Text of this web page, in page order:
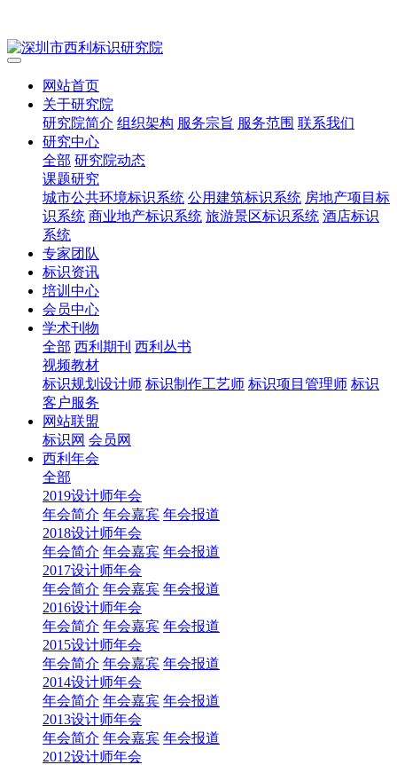
网站首页
关于研究院
研究院简介 组织架构 服务宗旨 服务范围 联系我们
研究中心
全部 研究院动态
课题研究
城市公共环境标识系统 公用建筑标识系统 房地产项目标
识系统 商业地产标识系统 旅游景区标识系统 酒店标识
系统
专家团队
标识资讯
培训中心
会员中心
学术刊物
全部 西利期刊 西利丛书
视频教材
标识规划设计师 标识制作工艺师 标识项目管理师 标识
客户服务
网站联盟
标识网 会员网
西利年会
全部
2019设计师年会
年会简介 年会嘉宾 年会报道
2018设计师年会
年会简介 年会嘉宾 年会报道
2017设计师年会
年会简介 年会嘉宾 年会报道
2016设计师年会
年会简介 年会嘉宾 年会报道
2015设计师年会
年会简介 年会嘉宾 年会报道
2014设计师年会
年会简介 年会嘉宾 年会报道
2013设计师年会
年会简介 年会嘉宾 年会报道
2012设计师年会